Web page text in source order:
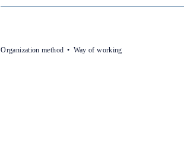
Organization method Way of working